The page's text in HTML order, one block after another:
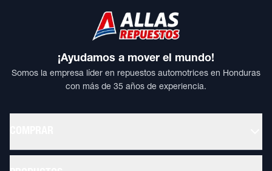
¡Ayudamos a mover el mundo!
Somos la empresa líder en repuestos automotrices en Honduras
con más de 35 años de experiencia.